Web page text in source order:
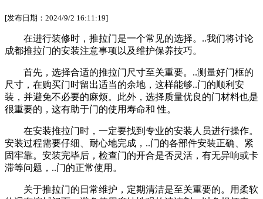
[发布日期：2024/9/2 16:11:19]
在进行装修时，推拉门是一个常见的选择。..我们将讨论
成都推拉门的安装注意事项以及维护保养技巧。
首先，选择合适的推拉门尺寸至关重要。..测量好门框的
尺寸，在购买门时留出适当的余地，这样能够..门的顺利安
装，并避免不必要的麻烦。此外，选择质量优良的门材料也是
很重要的，这有助于门的使用寿命和 性。
在安装推拉门时，一定要找到专业的安装人员进行操作。
安装过程需要仔细、耐心地完成，..门的各部件安装正确、紧
固牢靠。安装完毕后，检查门的开合是否灵活，有无异响或卡
滞等问题，..门的正常使用。
关于推拉门的日常维护，定期清洁是至关重要的。用柔软